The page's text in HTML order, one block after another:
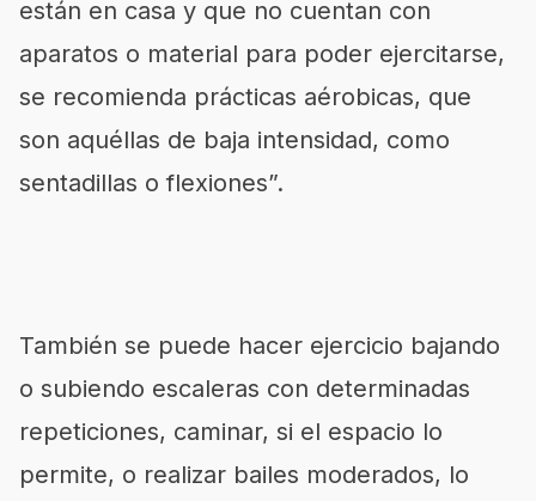
están en casa y que no cuentan con
aparatos o material para poder ejercitarse,
se recomienda prácticas aérobicas, que
son aquéllas de baja intensidad, como
sentadillas o flexiones”.
También se puede hacer ejercicio bajando
o subiendo escaleras con determinadas
repeticiones, caminar, si el espacio lo
permite, o realizar bailes moderados, lo